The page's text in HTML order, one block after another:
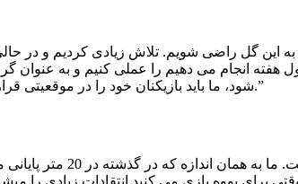
این گل راضی شویم. تلاش زیادی کردیم و در
هفته انجام می دهیم را عملی کنیم و به عنوان
شود، ما باید بازیکنان خود را در موقعیتی قرار دهیم تا در 30 متر نهایی با دوندگی خود فاصله زیادی ایجاد کنند.”
وی گفت: “من یووه‌ای را دیدم